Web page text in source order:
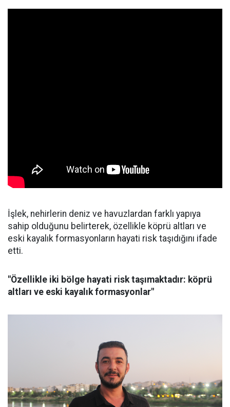
İşlek, nehirlerin deniz ve havuzlardan farklı yapıya
sahip olduğunu belirterek, özellikle köprü altları ve
eski kayalık formasyonların hayati risk taşıdığını ifade
etti.
"Özellikle iki bölge hayati risk taşımaktadır: köprü
altları ve eski kayalık formasyonlar"